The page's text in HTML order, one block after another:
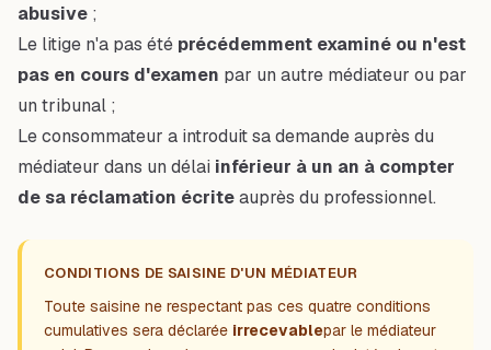
abusive ;
Le litige n'a pas été précédemment examiné ou n'est
pas en cours d'examen par un autre médiateur ou par
un tribunal ;
Le consommateur a introduit sa demande auprès du
médiateur dans un délai inférieur à un an à compter
de sa réclamation écriteauprès du professionnel.
CONDITIONS DE SAISINE D'UN MÉDIATEUR
Toute saisine ne respectant pas ces quatre conditions
cumulatives sera déclarée irrecevablepar le médiateur